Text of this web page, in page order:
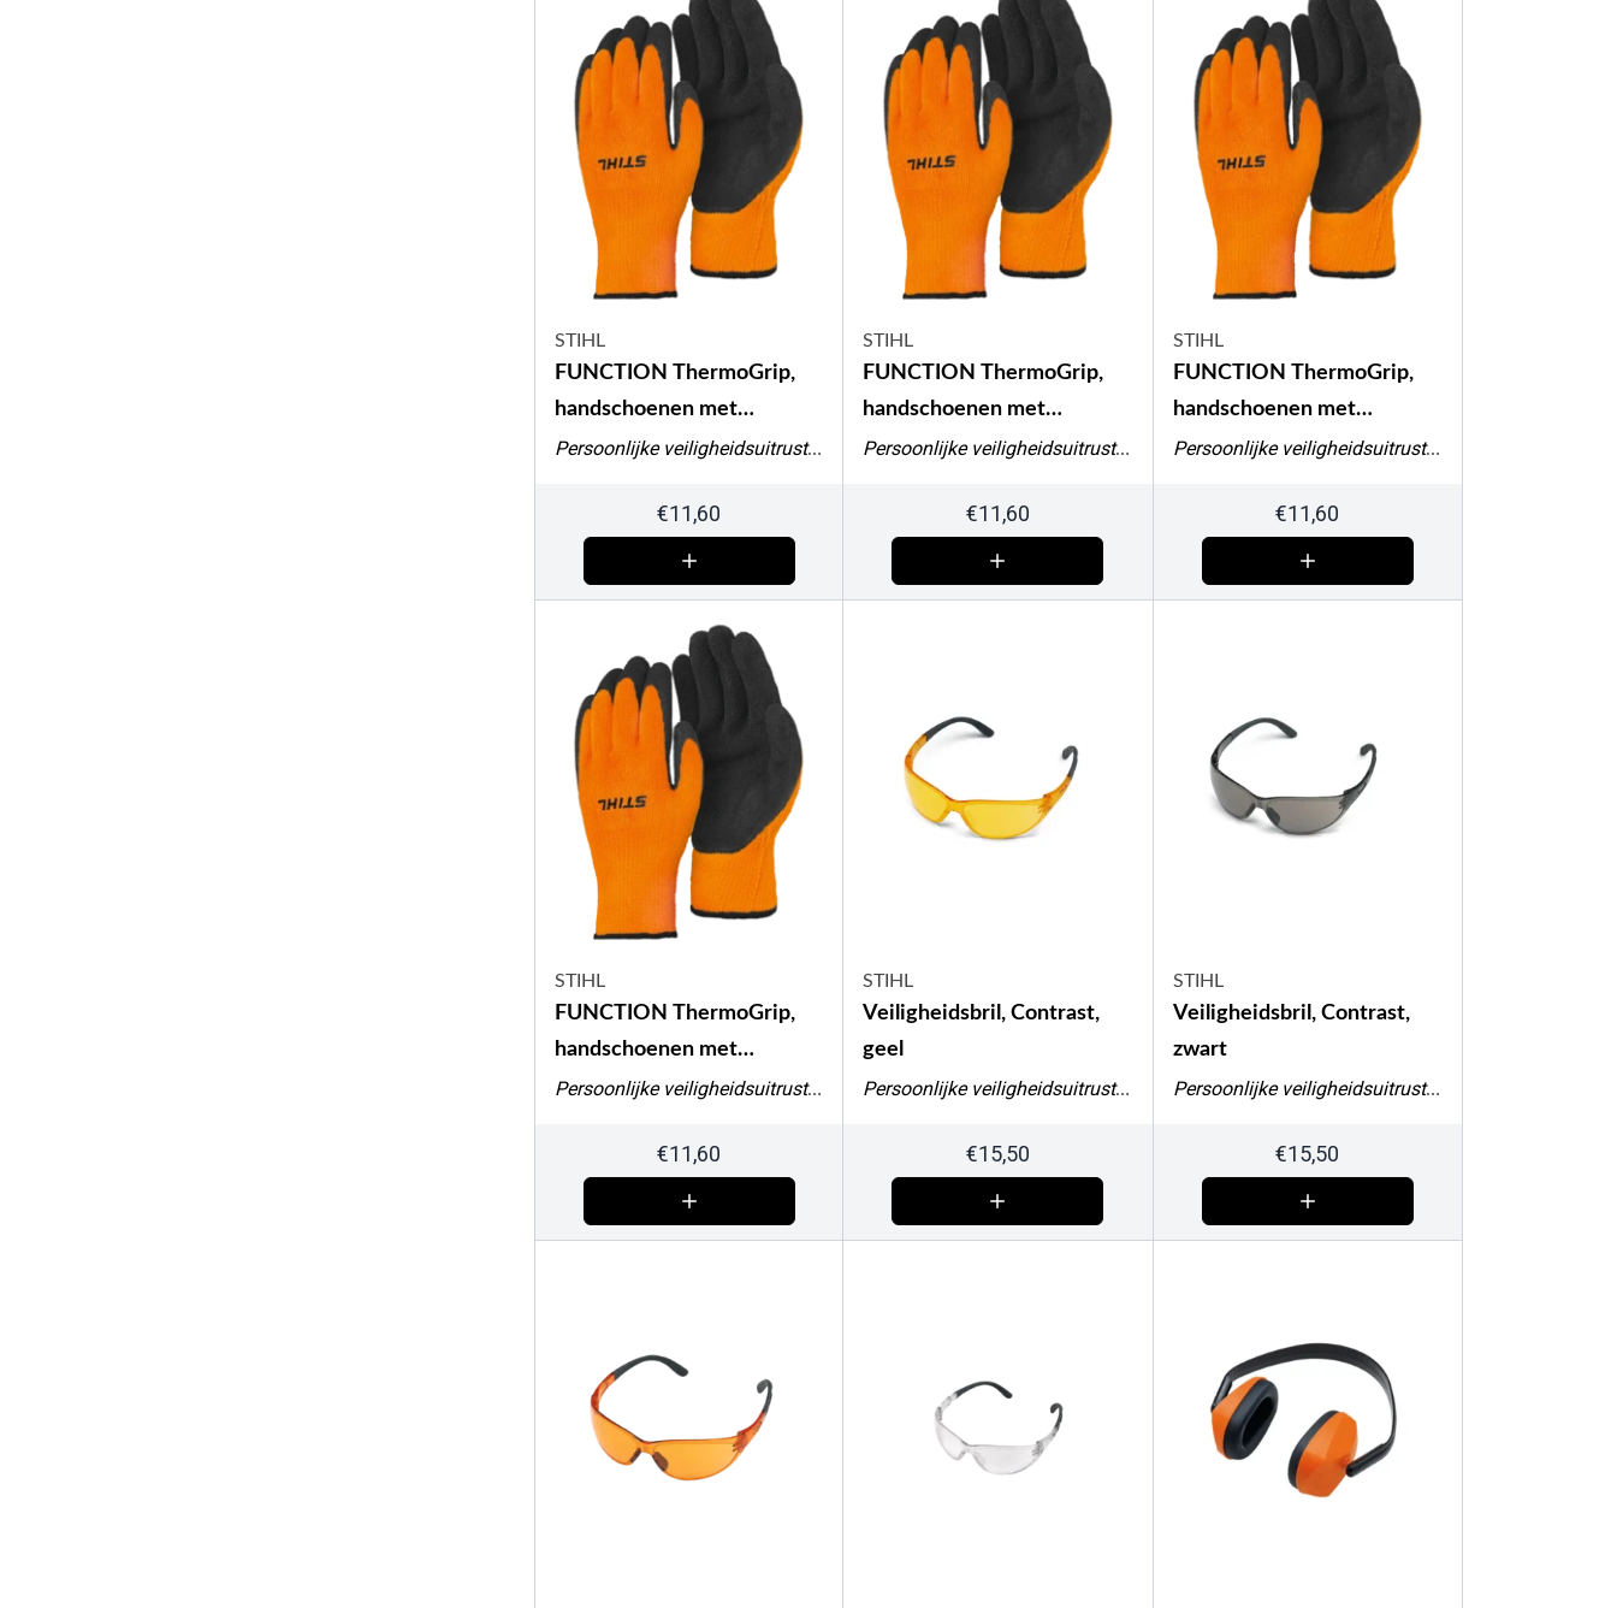
STIHL
FUNCTION ThermoGrip,
handschoenen met
bescherming tegen koude,Persoonlijke veiligheidsuitrusting
€11,60
STIHL
FUNCTION ThermoGrip,
handschoenen met
bescherming tegen koude,Persoonlijke veiligheidsuitrusting
€11,60
STIHL
FUNCTION ThermoGrip,
handschoenen met
bescherming tegen koude,Persoonlijke veiligheidsuitrusting
€11,60
STIHL
FUNCTION ThermoGrip,
handschoenen met
bescherming tegen koude,Persoonlijke veiligheidsuitrusting
€11,60
STIHL
Veiligheidsbril, Contrast,
geel
Persoonlijke veiligheidsuitrusting
€15,50
STIHL
Veiligheidsbril, Contrast,
zwart
Persoonlijke veiligheidsuitrusting
€15,50